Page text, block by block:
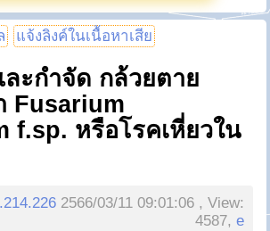
แจ้งลิงค์ในเนื้อหาเสีย
ะกำจัด กล้วยตาย
Fusarium
f.sp. หรือโรคเหี่ยวใน
2566/03/11 09:01:06 , View:
4587,e